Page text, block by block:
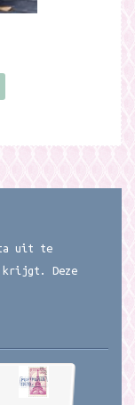
uit te
krijgt. Deze